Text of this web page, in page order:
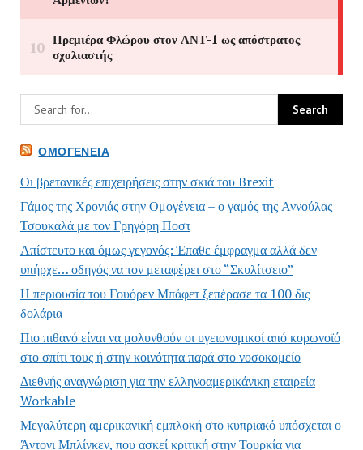
ΟΜΟΓΈΝΕΙΑ
Οι βρετανικές επιχειρήσεις στην σκιά του Brexit
Γάμος της Χρονιάς στην Ομογένεια – ο γαμός της Αννούλας
Τσουκαλά με τον Γρηγόρη Ποστ
Απίστευτο και όμως γεγονός: Έπαθε έμφραγμα αλλά δεν
υπήρχε… οδηγός να τον μεταφέρει στο “Σκυλίτσειο”
Η περιουσία του Γουόρεν Μπάφετ ξεπέρασε τα 100 δις
δολάρια
Πιο πιθανό είναι να μολυνθούν οι υγειονομικοί από κορωνοϊό
στο σπίτι τους ή στην κοινότητα παρά στο νοσοκομείο
Διεθνής αναγνώριση για την ελληνοαμερικάνικη εταιρεία
Workable
Μεγαλύτερη αμερικανική εμπλοκή στο κυπριακό υπόσχεται ο
Άντονι Μπλίνκεν, που ασκεί κριτική στην Τουρκία για